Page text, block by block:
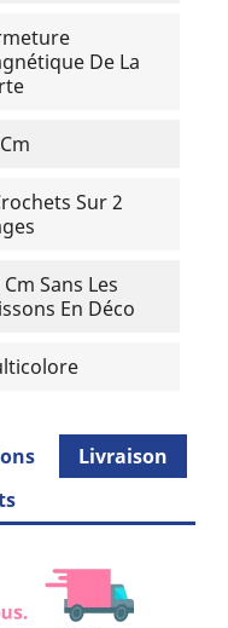
De La
Sur 2
Sans Les
En Déco
Livraison